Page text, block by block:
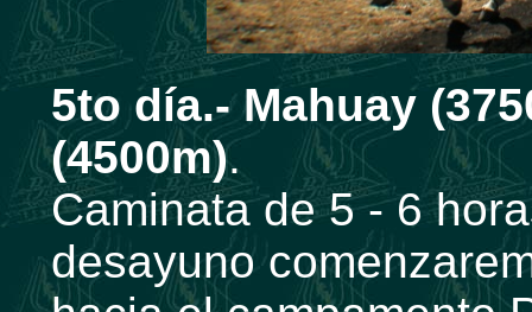
5to día.- Mahuay
(4500m).
Caminata de 5 - 6
desayuno